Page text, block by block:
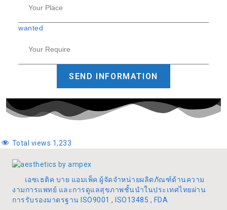
wanted
SEND INFORMATION
Total views 1,233
เอซเธติค บาย แอมเพ็ค ผู้จัดจำหน่ายผลิตภัณฑ์ด้านความ
งามการแพทย์ และการดูแลสุขภาพชั้นนำในประเทศไทยผ่าน
การรับรองมาตรฐาน ISO9001 , ISO13485 , FDA